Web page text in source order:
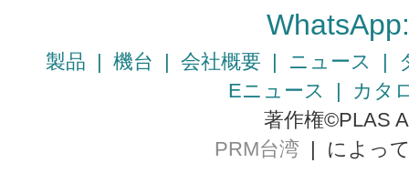
WhatsApp:
製品 | 機台 | 会社概要 | ニュース |
Eニュース
| カタ
著作権©PLAS
PRM台湾 | によっ